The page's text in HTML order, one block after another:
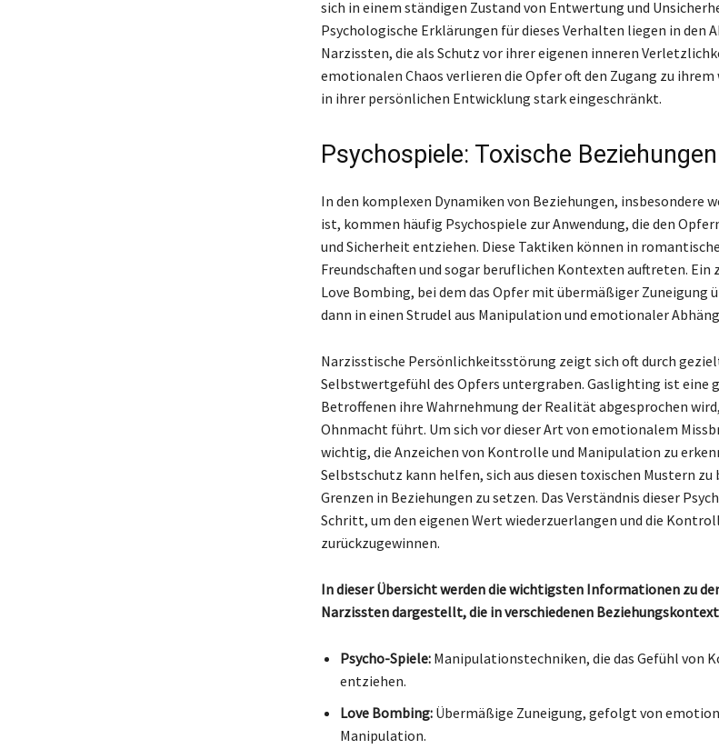
sich in einem ständigen Zustand von Entwertung und
Psychologische Erklärungen für dieses Verhalten liegen in den
Narzissten, die als Schutz vor ihrer eigenen inneren
emotionalen Chaos verlieren die Opfer oft den Zugang zu
in ihrer persönlichen Entwicklung stark eingeschränkt.
Psychospiele: Toxische
In den komplexen Dynamiken von Beziehungen, insbesondere
ist, kommen häufig Psychospiele zur Anwendung, die den
und Sicherheit entziehen. Diese Taktiken können in
Freundschaften und sogar beruflichen Kontexten auftreten. Ein
Love Bombing, bei dem das Opfer mit übermäßiger Zuneigung
dann in einen Strudel aus Manipulation und emotionaler
Narzisstische Persönlichkeitsstörung zeigt sich oft durch
Selbstwertgefühl des Opfers untergraben. Gaslighting ist eine
Betroffenen ihre Wahrnehmung der Realität abgesprochen
Ohnmacht führt. Um sich vor dieser Art von emotionalem
wichtig, die Anzeichen von Kontrolle und Manipulation zu
Selbstschutz kann helfen, sich aus diesen toxischen Mustern zu
Grenzen in Beziehungen zu setzen. Das Verständnis dieser
Schritt, um den eigenen Wert wiederzuerlangen und die
zurückzugewinnen.
In dieser Übersicht werden die wichtigsten Informationen zu
Narzissten dargestellt, die in verschiedenen
Psycho-Spiele:Manipulationstechniken, die das Gefühl von
entziehen.
Love Bombing:Übermäßige Zuneigung, gefolgt von
Manipulation.